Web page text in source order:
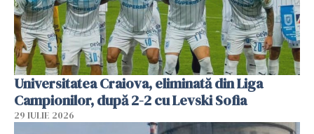
Universitatea Craiova, eliminată din Liga
Campionilor, după 2-2 cu Levski Sofia
29 IULIE 2026